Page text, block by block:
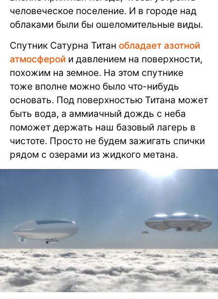
человеческое поселение. И в городе над
облаками были бы ошеломительные виды.
Спутник Сатурна Титан обладает азотной
атмосферой и давлением на поверхности,
похожим на земное. На этом спутнике
тоже вполне можно было что-нибудь
основать. Под поверхностью Титана может
быть вода, а аммиачный дождь с неба
поможет держать наш базовый лагерь в
чистоте. Просто не будем зажигать спички
рядом с озерами из жидкого метана.